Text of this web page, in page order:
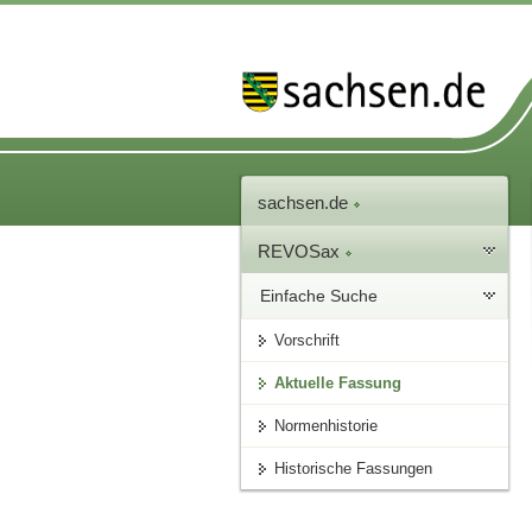
sachsen.de
REVOSax
Einfache Suche
Vorschrift
Aktuelle Fassung
Normenhistorie
Historische Fassungen